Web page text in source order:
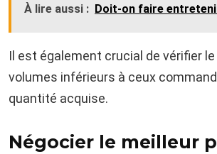
À lire aussi : Doit-on faire
Il est également crucial de vérifier le
volumes inférieurs à ceux
quantité acquise.
Négocier le meilleur